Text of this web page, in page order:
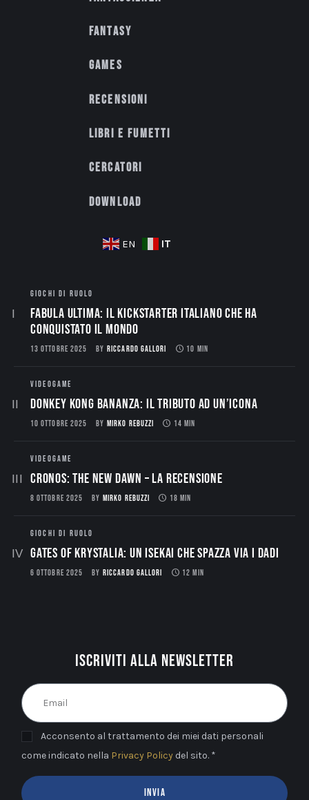
Fantasy
Games
Recensioni
Libri e fumetti
Cercatori
Download
EN IT
GIOCHI DI RUOLO
Fabula Ultima: il Kickstarter italiano che ha
conquistato il mondo
13 OTTOBRE 2025 BY RICCARDO GALLORI 10 MIN
VIDEOGAME
Donkey Kong Bananza: Il Tributo ad un’Icona
10 OTTOBRE 2025 BY MIRKO REBUZZI 14 MIN
VIDEOGAME
CRONOS: THE NEW DAWN – La Recensione
8 OTTOBRE 2025 BY MIRKO REBUZZI 18 MIN
GIOCHI DI RUOLO
Gates of Krystalia: Un Isekai che spazza via i dadi
6 OTTOBRE 2025 BY RICCARDO GALLORI 12 MIN
Iscriviti alla newsletter
Acconsento al trattamento dei miei dati personali
come indicato nella Privacy Policy del sito. *
INVIA